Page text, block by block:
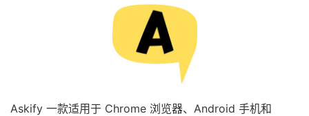
Askify 一款适用于 Chrome 浏览器、Android 手机和